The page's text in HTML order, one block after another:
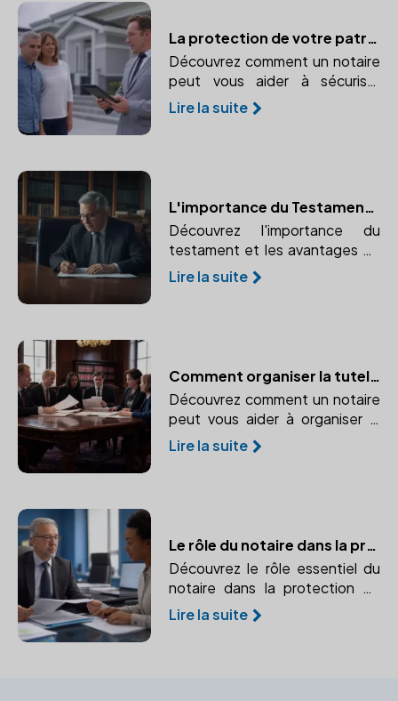
La protection de votre patrimoine immobilier face à l'imprévu grâce au notaire
Découvrez comment un notaire
peut vous aider à sécuriser
votre patrimoine immobilier face
à l'imprévu. Protégez vos biens
Lire la suite
L'importance du Testament et les Avantages de le Rédiger avec un Notaire
Découvrez l'importance du
testament et les avantages de
le rédiger avec un notaire pour
éviter les litiges.
Lire la suite
Comment organiser la tutelle ou la curatelle avec un notaire
Découvrez comment un notaire
peut vous aider à organiser la
tutelle ou la curatelle pour
protéger les personnes
Lire la suite
Le rôle du notaire dans la protection juridique
Découvrez le rôle essentiel du
notaire dans la protection de
vos droits et la sécurité de vos
proches. Un expert pour
Lire la suite